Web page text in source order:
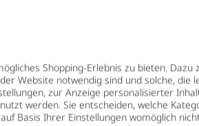
Shopping-Erlebnis zu bieten. Dazu
Website notwendig sind und solche, die
zur Anzeige personalisierter
werden. Sie entscheiden, welche
Basis Ihrer Einstellungen womöglich